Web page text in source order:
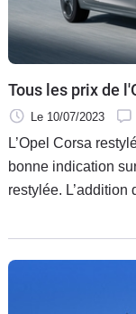
Tous les prix de
Le 10/07/2023
L’Opel Corsa
bonne indication
restylée.
thermique de